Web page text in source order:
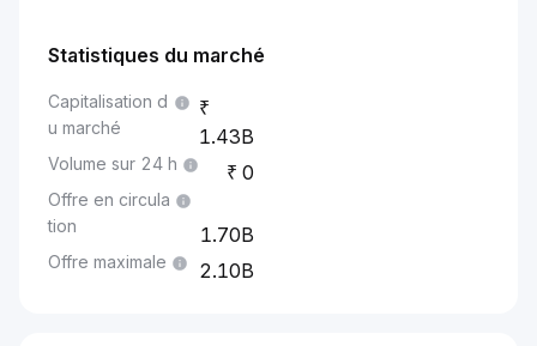
Statistiques du marché
Capitalisation d
u marché
1.43B
Volume sur 24 h 0
Offre en circula
tion
1.70B
Offre maximale 2.10B